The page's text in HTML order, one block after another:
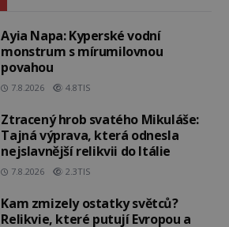
Ayia Napa: Kyperské vodní
monstrum s mírumilovnou
povahou
7.8.2026 4.8TIS
Ztracený hrob svatého Mikuláše:
Tajná výprava, která odnesla
nejslavnější relikvii do Itálie
7.8.2026 2.3TIS
Kam zmizely ostatky světců?
Relikvie, které putují Evropou a